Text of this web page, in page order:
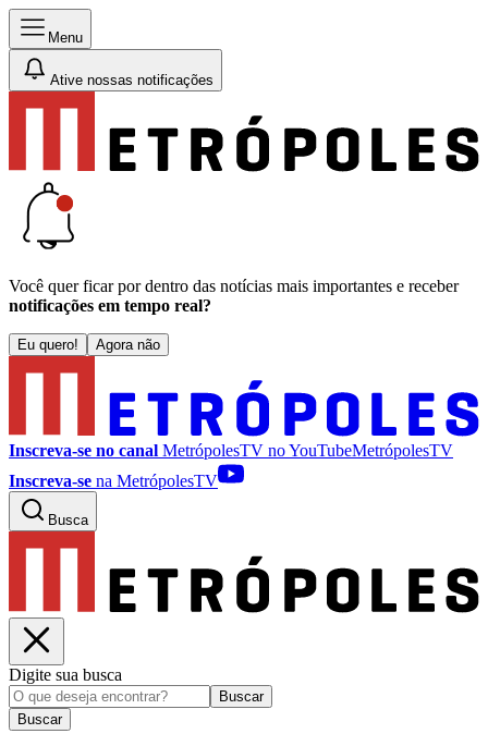
Menu
Ative nossas notificações
Você quer ficar por dentro das notícias mais importantes e receber
notificações em tempo real?
Eu quero! Agora não
Inscreva-se no canal MetrópolesTV noYouTubeMetrópolesTV
Inscreva-se na MetrópolesTV
Busca
Digite sua busca
Buscar
Buscar